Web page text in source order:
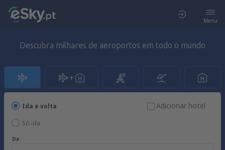
Menu
Descubra milhares de aeroportos em todo o mundo
Ida e volta
Só ida
Adicionar hotel
De